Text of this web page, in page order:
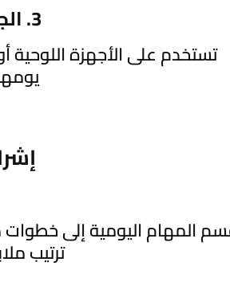
3. الجداول الإلكترونية التفاعلية
تستخدم على الأجهزة اللوحية
المهام اليومية إلى خطوات
ترتيب